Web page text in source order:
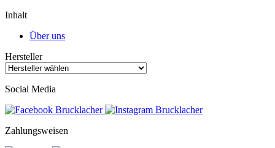
Inhalt
Über uns
Hersteller
Social Media
Zahlungsweisen